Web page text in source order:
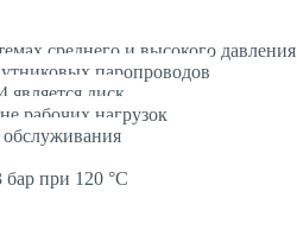
среднего и высокого давления
паропроводов
диск
рабочих нагрузок
обслуживания
при 120 °C